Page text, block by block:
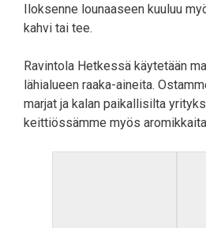
Iloksenne lounaaseen kuuluu
kahvi tai tee.
Ravintola Hetkessä käytetään
lähialueen raaka-aineita.
marjat ja kalan paikallisilta
keittiössämme myös